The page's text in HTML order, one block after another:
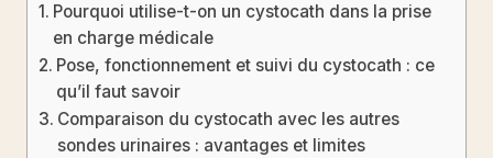
Pourquoi utilise-t-on un cystocath dans la prise
en charge médicale
Pose, fonctionnement et suivi du cystocath : ce
qu’il faut savoir
Comparaison du cystocath avec les autres
sondes urinaires : avantages et limites